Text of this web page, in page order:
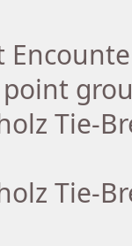
Tie-
Tie-